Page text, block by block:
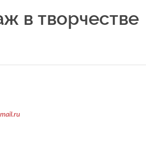
в творчестве